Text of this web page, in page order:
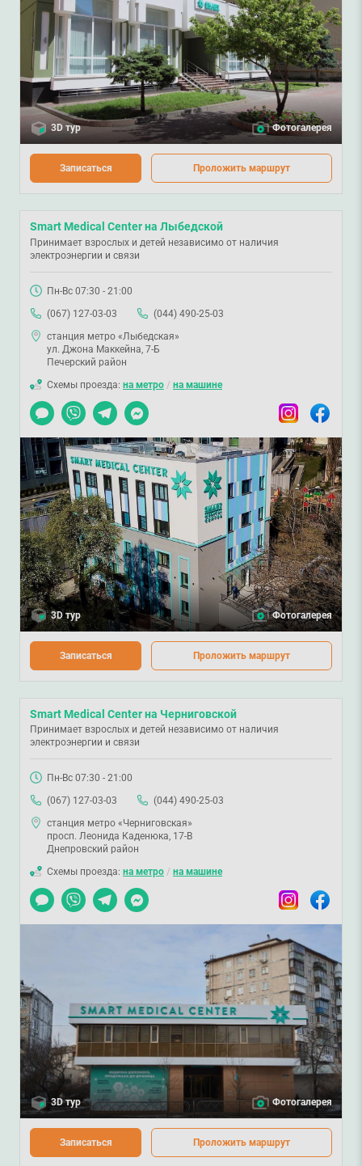
3D тур Фотогалерея
Записаться Проложить маршрут
Smart Medical Center на Лыбедской
Принимает взрослых и детей независимо от наличия
электроэнергии и связи
Пн-Вс 07:30 - 21:00
(067) 127-03-03
(044) 490-25-03
станция метро «Лыбедская»
ул. Джона Маккейна, 7-Б
Печерский район
Схемы проезда: на метро / на машине
Чат
Viber TelegramMessenger InstagramFacebook
3D тур Фотогалерея
Записаться Проложить маршрут
Smart Medical Center на Черниговской
Принимает взрослых и детей независимо от наличия
электроэнергии и связи
Пн-Вс 07:30 - 21:00
(067) 127-03-03
(044) 490-25-03
станция метро «Черниговская»
просп. Леонида Каденюка, 17-В
Днепровский район
Схемы проезда: на метро / на машине
Чат
Viber TelegramMessenger InstagramFacebook
3D тур Фотогалерея
Записаться Проложить маршрут